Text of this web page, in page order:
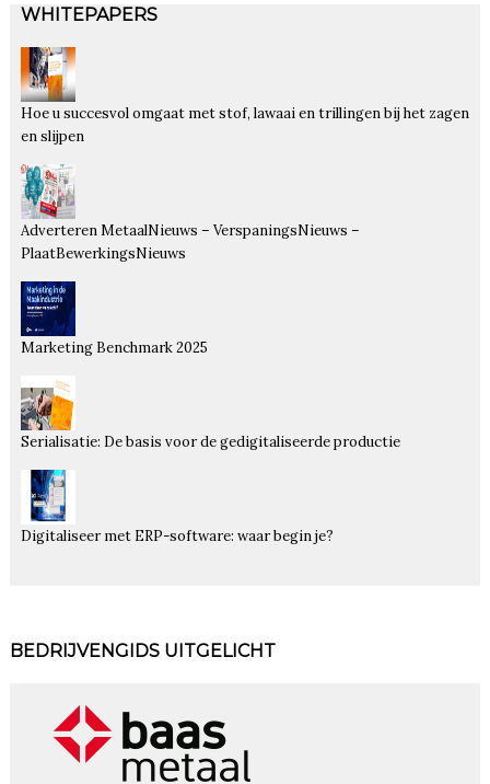
WHITEPAPERS
Hoe u succesvol omgaat met stof, lawaai en trillingen bij het zagen
en slijpen
Adverteren MetaalNieuws – VerspaningsNieuws –
PlaatBewerkingsNieuws
Marketing Benchmark 2025
Serialisatie: De basis voor de gedigitaliseerde productie
Digitaliseer met ERP-software: waar begin je?
BEDRIJVENGIDS UITGELICHT